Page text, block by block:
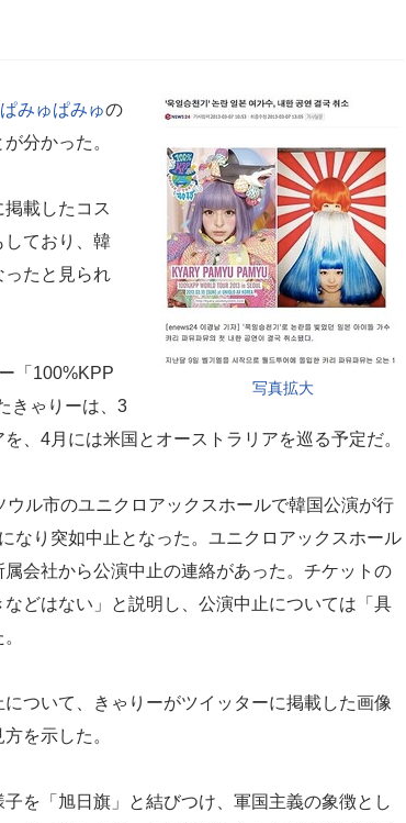
写真拡大
みゅぱみゅの
分かった。
載したコス
しており、韓
ったと見られ
「100%KPP
きゃりーは、3
、4月には米国とオーストラリアを巡る予定だ。
ル市のユニクロアックスホールで韓国公演が行
なり突如中止となった。ユニクロアックスホール
属会社から公演中止の連絡があった。チケットの
どはない」と説明し、公演中止については「具
ついて、きゃりーがツイッターに掲載した画像
を示した。
を「旭日旗」と結びつけ、軍国主義の象徴とし